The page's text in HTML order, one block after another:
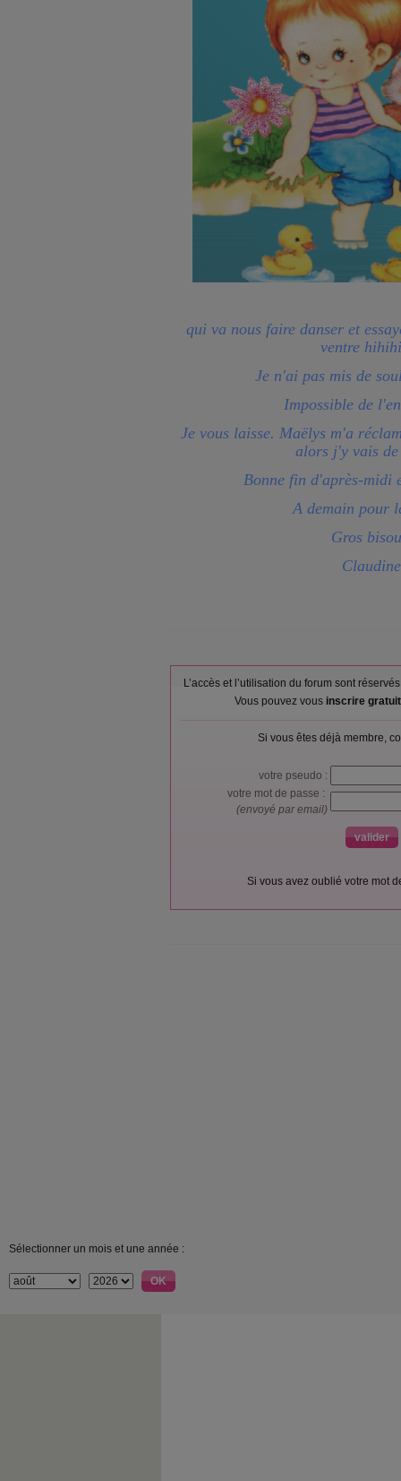
qui va nous faire danser et
ventre
Je n'ai pas mis de
Impossible de
Je vous laisse. Maëlys m'a
alors j'y vais de
Bonne fin d'après-midi
A demain pour
Gros
Claudine
L’accès et l’utilisation du forum sont
Vous pouvez vous inscrire
Si vous êtes déjà membre,
votre pseudo :
votre mot de passe :
(envoyé par email)
Si vous avez oublié votre mot
Sélectionner un mois et une année :